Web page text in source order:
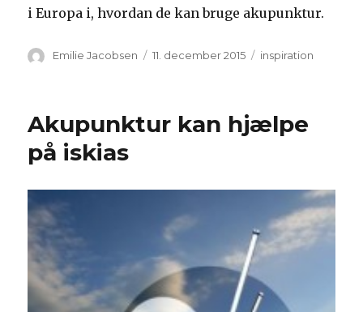
i Europa i, hvordan de kan bruge akupunktur.
Forfatter
Emilie Jacobsen Udgivet
11. december 2015 Kategorier
inspiration
Akupunktur kan hjælpe
på iskias